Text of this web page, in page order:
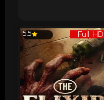
Full HD
5.5